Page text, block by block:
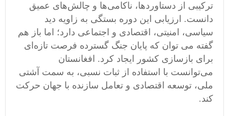
ترکیبی از دستاوردها، ناکامی‌ها و چالش‌های عمیق
دانست. ارزیابی این دوره بستگی به زاویه دید
سیاسی، امنیتی، اقتصادی و اجتماعی دارد؛ اما باز هم
گفته می توان که پایان جنگ گسترده فرصت تازه‌ای
برای بازسازی کشور ایجاد کرد. افغانستان
می‌توانست با استفاده از ثبات نسبی، به سمت آشتی
ملی، توسعه اقتصادی و تعامل سازنده با جهان حرکت
کند.